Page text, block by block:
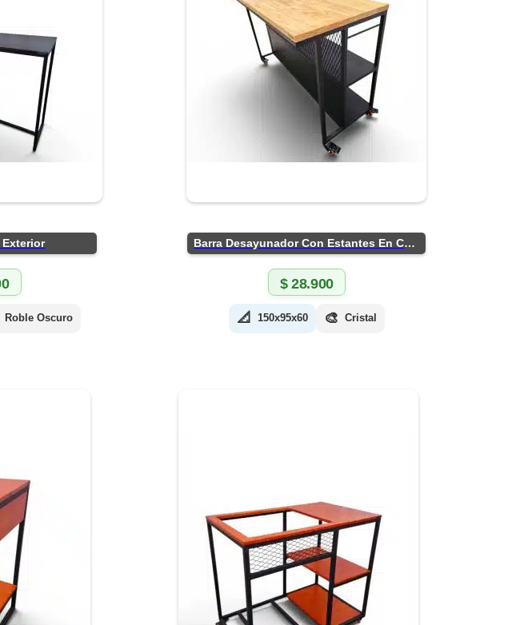
Exterior
Roble Oscuro
Barra Desayunador Con Estantes En Chapa
$28.900
📐 150x95x60 🎨 Cristal